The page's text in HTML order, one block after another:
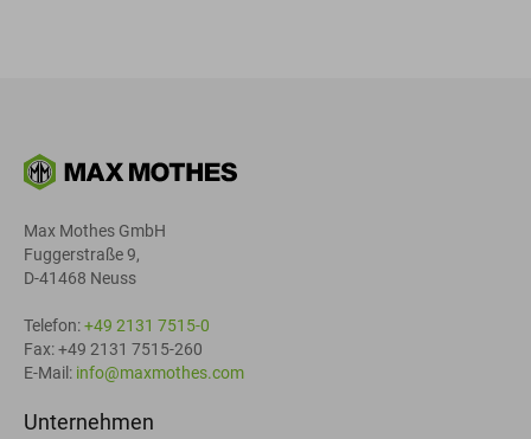
Max Mothes GmbH
Fuggerstraße 9,
D-41468 Neuss
Telefon:+49 2131 7515-0
Fax: +49 2131 7515-260
E-Mail: info@maxmothes.com
Unternehmen